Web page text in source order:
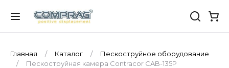
Главная Каталог
Пескоструйное оборудование
Пескоструйная камера Contracor CAB-135P